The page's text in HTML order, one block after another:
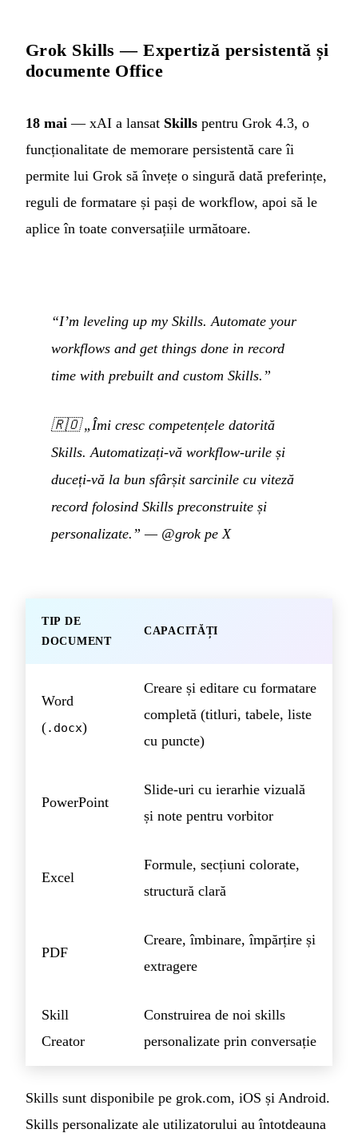
Grok Skills — Expertiză persistentă și
documente Office
18 mai — xAI a lansat Skills pentru Grok 4.3, o
funcționalitate de memorare persistentă care îi
permite lui Grok să învețe o singură dată preferințe,
reguli de formatare și pași de workflow, apoi să le
aplice în toate conversațiile următoare.
“I’m leveling up my Skills. Automate your
workflows and get things done in record
time with prebuilt and custom Skills.”
🇷🇴„Îmi cresc competențele datorită
Skills. Automatizați-vă workflow-urile și
duceți-vă la bun sfârșit sarcinile cu viteză
record folosind Skills preconstruite și
personalizate.” — @grok pe X
TIP DE
DOCUMENT
CAPACITĂȚI
Word
(.docx)
Creare și editare cu formatare
completă (titluri, tabele, liste
cu puncte)
PowerPoint
Slide-uri cu ierarhie vizuală
și note pentru vorbitor
Excel
Formule, secțiuni colorate,
structură clară
PDF
Creare, îmbinare, împărțire și
extragere
Skill
Creator
Construirea de noi skills
personalizate prin conversație
Skills sunt disponibile pe grok.com, iOS și Android.
Skills personalizate ale utilizatorului au întotdeauna